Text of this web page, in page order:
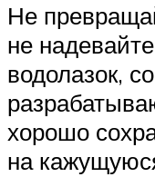
Не
не
водолазок,
хорошо
на